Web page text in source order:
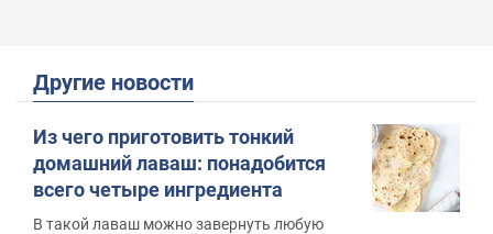
Другие новости
Из чего приготовить тонкий
домашний лаваш: понадобится
всего четыре ингредиента
В такой лаваш можно завернуть любую